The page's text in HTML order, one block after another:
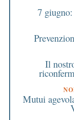
7
Il
Mutui